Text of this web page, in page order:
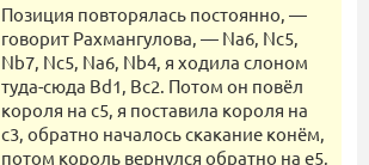
Позиция повторялась постоянно, —
говорит Рахмангулова, — Nа6, Nс5,
Nb7, Nс5, Nа6, Nb4, я ходила слоном
туда-сюда Bd1, Bс2. Потом он повёл
короля на с5, я поставила короля на
с3, обратно началось скакание конём,
потом король вернулся обратно на е5,